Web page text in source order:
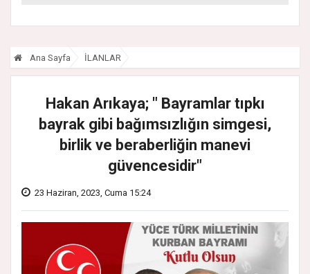
Ana Sayfa İLANLAR
Hakan Arıkaya; " Bayramlar tıpkı
bayrak gibi bağımsızlığın simgesi,
birlik ve beraberliğin manevi
güvencesidir"
23 Haziran, 2023, Cuma 15:24